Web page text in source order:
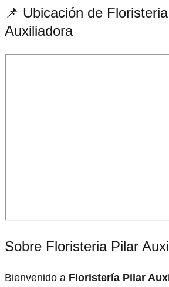
📌 Ubicación de
Auxiliadora
Sobre Floristeria Pilar
Bienvenido a Floristería Pilar